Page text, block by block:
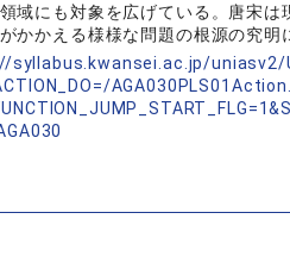
域にも対象を広げている。唐宋
かかえる様様な問題の根源の究明
syllabus.kwansei.ac.jp/uniasv2/